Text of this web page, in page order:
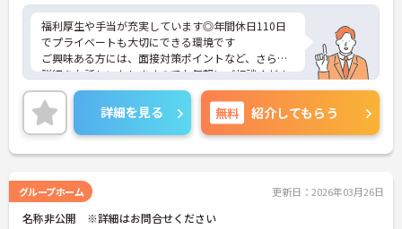
福利厚生や手当が充実しています◎年間休日110日
でプライベートも大切にできる環境です
ご興味ある方には、面接対策ポイントなど、さらに
詳細をお話しいたしますのでお気軽にご相談くださ
い！
詳細を見る 無料 紹介してもらう
グループホーム 更新日：2026年03月26日
名称非公開 ※詳細はお問合せください